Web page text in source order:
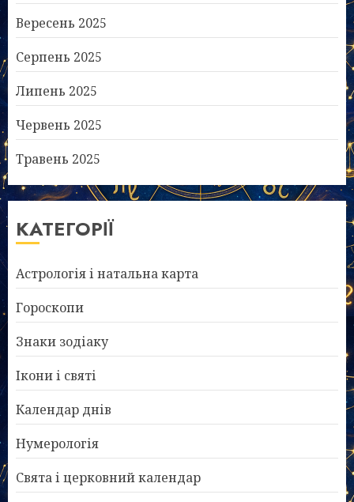
Вересень 2025
Серпень 2025
Липень 2025
Червень 2025
Травень 2025
КАТЕГОРІЇ
Астрологія і натальна карта
Гороскопи
Знаки зодіаку
Ікони і святі
Календар днів
Нумерологія
Свята і церковний календар